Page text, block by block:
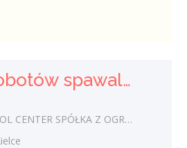
Operator robotów spawalniczych (m/k)
Z OGRANICZONĄ ODPOWIEDZIALNOŚCIĄ